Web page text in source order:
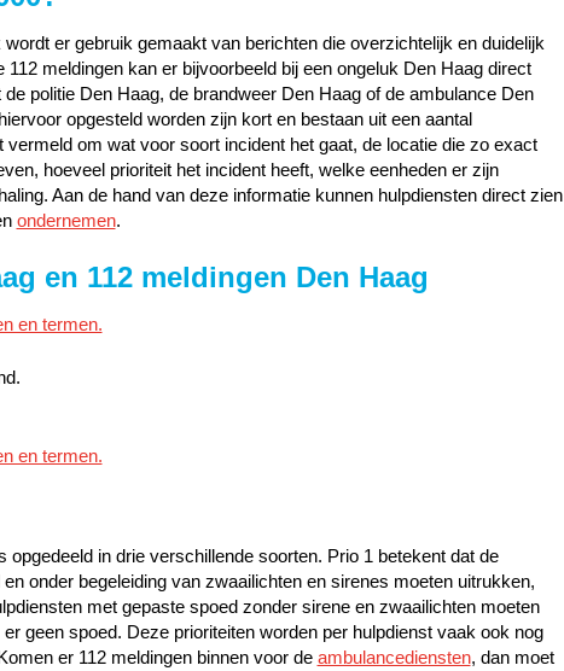
er gebruik gemaakt van berichten die overzichtelijk en duidelijk
112 meldingen kan er bijvoorbeeld bij een ongeluk Den Haag direct
politie Den Haag, de brandweer Den Haag of de ambulance Den
opgesteld worden zijn kort en bestaan uit een aantal
vermeld om wat voor soort incident het gaat, de locatie die zo exact
hoeveel prioriteit het incident heeft, welke eenheden er zijn
Aan de hand van deze informatie kunnen hulpdiensten direct zien
ondernemen.
en 112 meldingen Den Haag
en termen.
en termen.
opgedeeld in drie verschillende soorten. Prio 1 betekent dat de
onder begeleiding van zwaailichten en sirenes moeten uitrukken,
met gepaste spoed zonder sirene en zwaailichten moeten
geen spoed. Deze prioriteiten worden per hulpdienst vaak ook nog
er 112 meldingen binnen voor de ambulancediensten, dan moet